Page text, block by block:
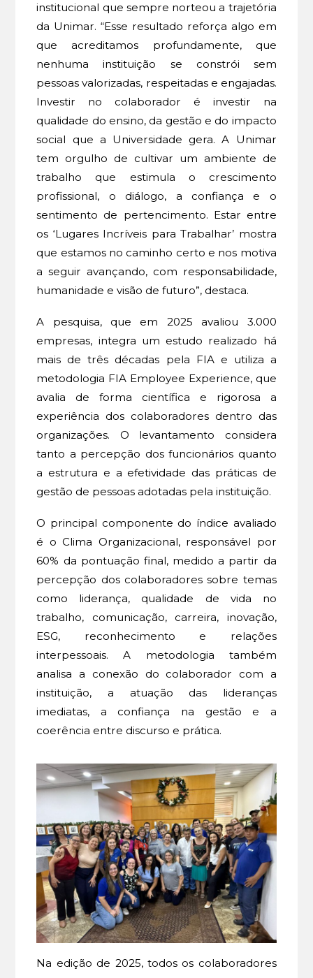
institucional que sempre norteou a trajetória
da Unimar. “Esse resultado reforça algo em
que acreditamos profundamente, que
nenhuma instituição se constrói sem
pessoas valorizadas, respeitadas e engajadas.
Investir no colaborador é investir na
qualidade do ensino, da gestão e do impacto
social que a Universidade gera. A Unimar
tem orgulho de cultivar um ambiente de
trabalho que estimula o crescimento
profissional, o diálogo, a confiança e o
sentimento de pertencimento. Estar entre
os ‘Lugares Incríveis para Trabalhar’ mostra
que estamos no caminho certo e nos motiva
a seguir avançando, com responsabilidade,
humanidade e visão de futuro”, destaca.
A pesquisa, que em 2025 avaliou 3.000
empresas, integra um estudo realizado há
mais de três décadas pela FIA e utiliza a
metodologia FIA Employee Experience, que
avalia de forma científica e rigorosa a
experiência dos colaboradores dentro das
organizações. O levantamento considera
tanto a percepção dos funcionários quanto
a estrutura e a efetividade das práticas de
gestão de pessoas adotadas pela instituição.
O principal componente do índice avaliado
é o Clima Organizacional, responsável por
60% da pontuação final, medido a partir da
percepção dos colaboradores sobre temas
como liderança, qualidade de vida no
trabalho, comunicação, carreira, inovação,
ESG, reconhecimento e relações
interpessoais. A metodologia também
analisa a conexão do colaborador com a
instituição, a atuação das lideranças
imediatas, a confiança na gestão e a
coerência entre discurso e prática.
Na edição de 2025, todos os colaboradores